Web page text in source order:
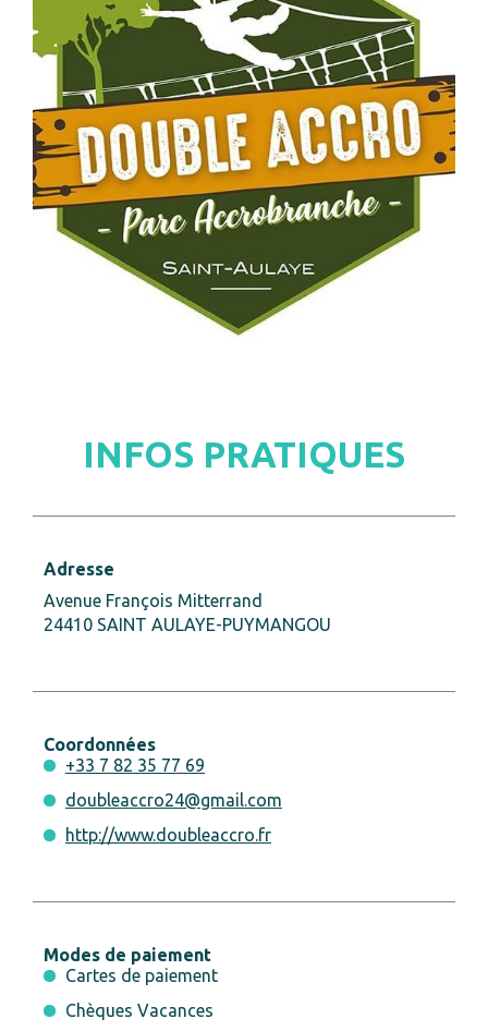
INFOS PRATIQUES
Adresse
Avenue François Mitterrand
24410 SAINT AULAYE-PUYMANGOU
Coordonnées
+33 7 82 35 77 69
doubleaccro24@gmail.com
http://www.doubleaccro.fr
Modes de paiement
Cartes de paiement
Chèques Vacances